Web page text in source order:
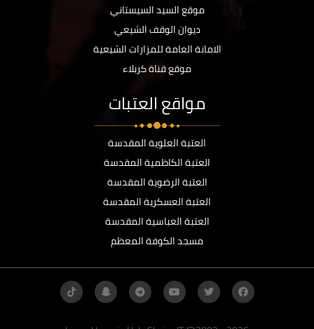
موقع السيد السيستاني
ديوان الوقف الشيعي
الامانة العامة للمزارات الشيعية
موقع قناة كربلاء
مواقع العتبات
العتبة العلوية المقدسة
العتبة الكاظمية المقدسة
العتبة الرضوية المقدسة
العتبة العسكرية المقدسة
العتبة العباسية المقدسة
مسجد الكوفة المعظم